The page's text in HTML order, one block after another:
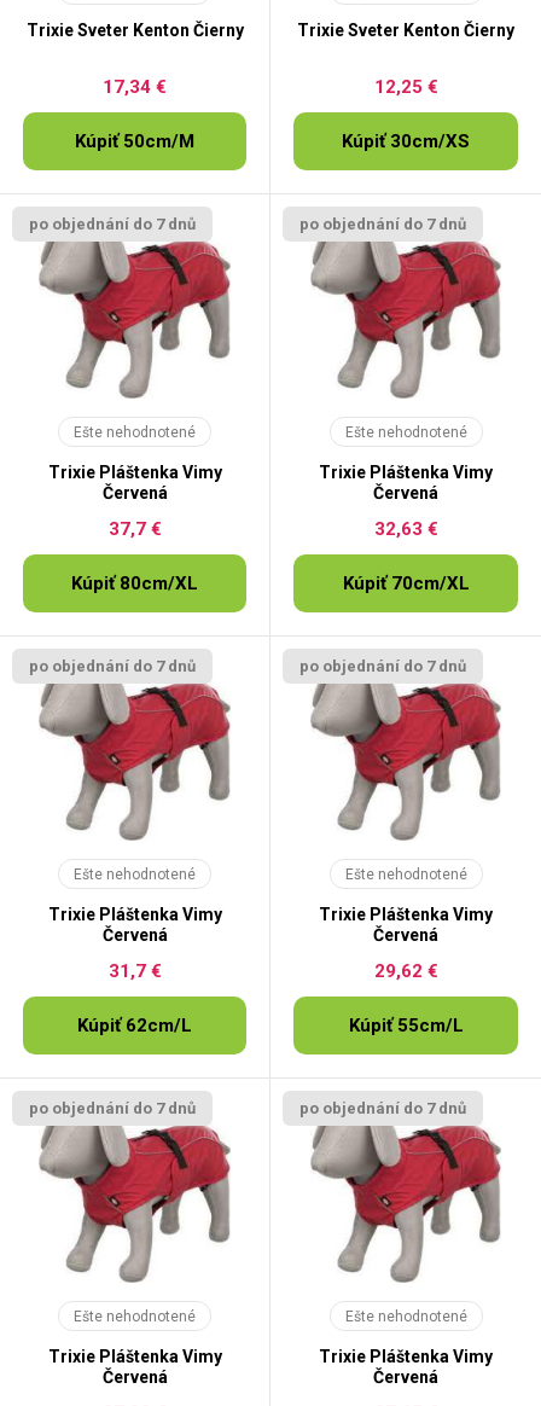
Trixie Sveter Kenton Čierny
17,34 €
Kúpiť 50cm/M
Trixie Sveter Kenton Čierny
12,25 €
Kúpiť 30cm/XS
po objednání do 7 dnů
Ešte nehodnotené
Trixie Pláštenka Vimy
Červená
37,7 €
Kúpiť 80cm/XL
po objednání do 7 dnů
Ešte nehodnotené
Trixie Pláštenka Vimy
Červená
32,63 €
Kúpiť 70cm/XL
po objednání do 7 dnů
Ešte nehodnotené
Trixie Pláštenka Vimy
Červená
31,7 €
Kúpiť 62cm/L
po objednání do 7 dnů
Ešte nehodnotené
Trixie Pláštenka Vimy
Červená
29,62 €
Kúpiť 55cm/L
po objednání do 7 dnů
Ešte nehodnotené
Trixie Pláštenka Vimy
Červená
po objednání do 7 dnů
Ešte nehodnotené
Trixie Pláštenka Vimy
Červená